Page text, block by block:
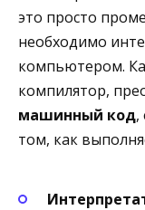
это просто
необходимо
компьютером.
компилятор,
машинный код,
том, как